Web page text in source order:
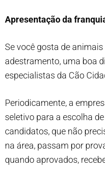
Apresentação da
Se você gosta de
adestramento, uma boa
especialistas da Cão
Periodicamente, a
seletivo para a escolha
candidatos, que não
na área, passam por
quando aprovados,